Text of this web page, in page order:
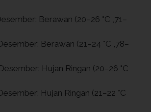
Berawan (20–26 °C ,71–
Berawan (21–24 °C ,78–
Hujan Ringan (20–26 °C
Hujan Ringan (21–22 °C